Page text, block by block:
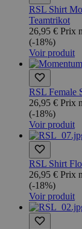
RSL Shirt
Teamtrikot
26,95 € Prix
(-18%)
Voir produit
RSL Female
26,95 € Prix
(-18%)
Voir produit
RSL Shirt
26,95 € Prix
(-18%)
Voir produit